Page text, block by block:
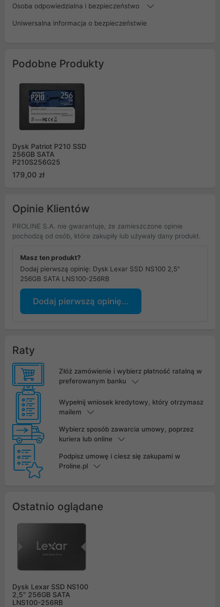
Osoba odpowiedzialna i bezpieczeństwo
Uniwersalna informacja o bezpieczeństwie
Podobne Produkty
Dysk Patriot P210 SSD
256GB SATA
P210S256G25
179,00 zł
Opinie Klientów
PROLINE S.A. nie gwarantuje, że zamieszczone opinie
pochodzą od osób, które zakupiły lub używały dany produkt.
Masz ten produkt?
Dodaj pierwszą opinię: Dysk Lexar SSD NS100 2,5"
256GB SATA LNS100-256RB
Dodaj pierwszą opinię...
Raty
Złóż zamówienie i wybierz płatność ratalną w
preferowanym banku
Wypełnij wniosek kredytowy, który otrzymasz
mailem
Wybierz sposób zawarcia umowy, poprzez
kuriera lub online
Podpisz umowę i ciesz się zakupami w
Proline.pl
Ostatnio oglądane
Dysk Lexar SSD NS100
2,5" 256GB SATA
LNS100-256RB